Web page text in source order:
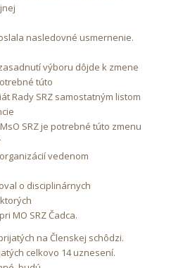
nasledovné usmernenie.
výboru dôjde k zmene
túto
Rady SRZ samostatným listom
SRZ je potrebné túto zmenu
vedenom
o disciplinárnych
MO SRZ Čadca.
na Členskej schôdzi.
celkovo 14 uznesení.